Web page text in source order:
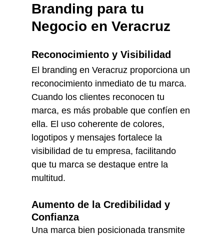
Branding para tu
Negocio en Veracruz
Reconocimiento y Visibilidad
El branding en Veracruz proporciona un
reconocimiento inmediato de tu marca.
Cuando los clientes reconocen tu
marca, es más probable que confíen en
ella. El uso coherente de colores,
logotipos y mensajes fortalece la
visibilidad de tu empresa, facilitando
que tu marca se destaque entre la
multitud.
Aumento de la Credibilidad y
Confianza
Una marca bien posicionada transmite